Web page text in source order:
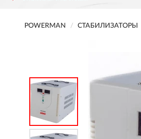
POWERMAN СТАБИЛИЗАТОРЫ